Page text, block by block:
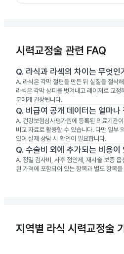
시력교정술 관련 FAQ
Q. 라식과 라섹의 차이는 무엇인
A. 라식은 각막 절편을 만든 뒤 실질을 절삭
라섹은 각막 상피를 벗겨내고 레이저로 교
분에게 권장됩니다.
Q. 비급여 공개 데이터는 얼마나
A. 건강보험심사평가원에 등록된 의료기관
비교 자료로 활용할 수 있습니다. 다만 일부
있어 실제 상담 시 확인이 필요합니다.
Q. 수술비 외에 추가되는 비용이
A. 정밀 검사비, 사후 점안제, 재시술 보증 옵
된 가격에 포함되어 있는 항목과 별도 항목
지역별 라식 시력교정술